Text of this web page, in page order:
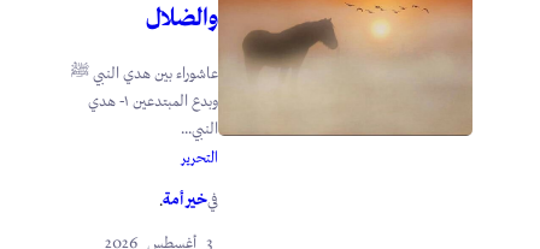
والضلال
عاشوراء بين هدي النبي ﷺ
وبدع المبتدعين ١- هدي
النبي...
التحرير
فيخير أمة.